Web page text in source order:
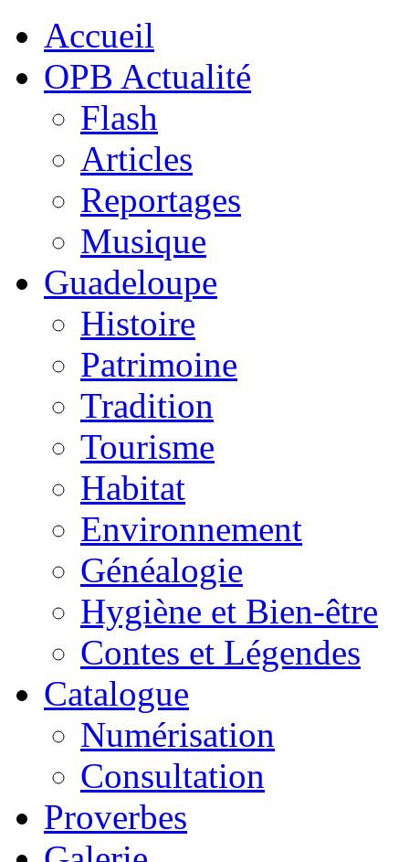
Accueil
OPB Actualité
Flash
Articles
Reportages
Musique
Guadeloupe
Histoire
Patrimoine
Tradition
Tourisme
Habitat
Environnement
Généalogie
Hygiène et Bien-être
Contes et Légendes
Catalogue
Numérisation
Consultation
Proverbes